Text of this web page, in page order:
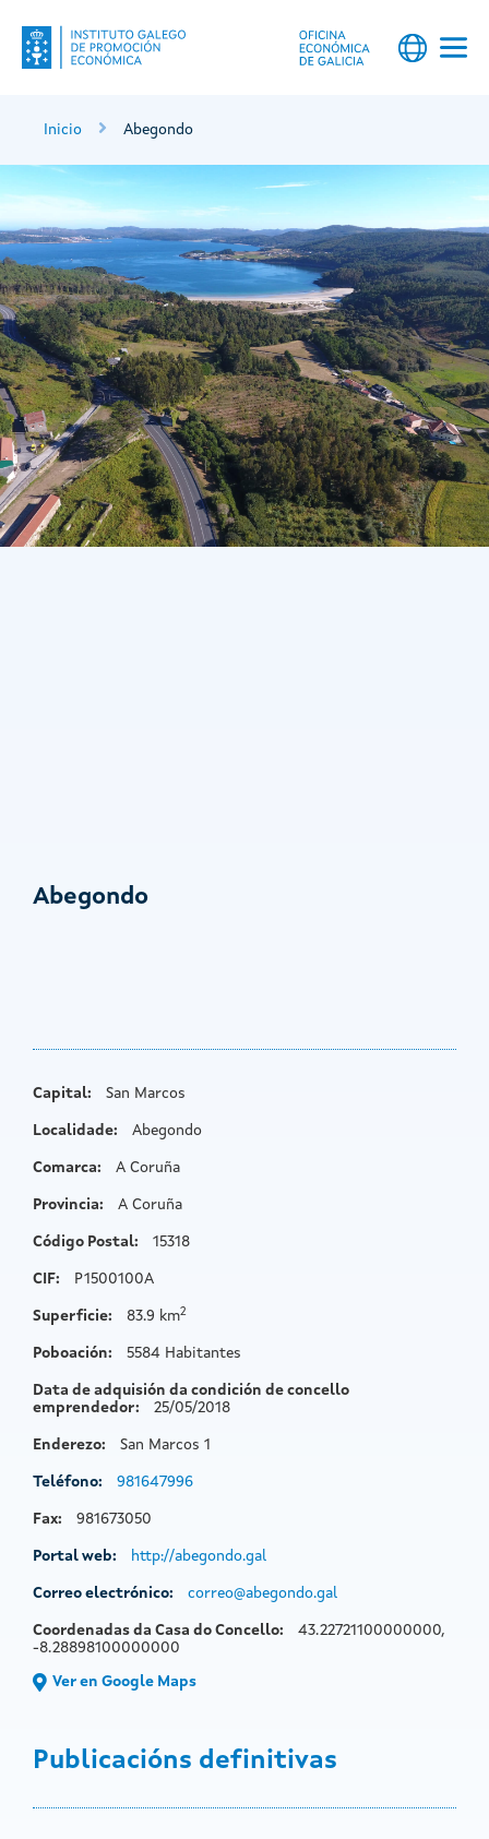
Inicio Abegondo
Abegondo
Capital: San Marcos
Localidade: Abegondo
Comarca: A Coruña
Provincia: A Coruña
Código Postal: 15318
CIF: P1500100A
Superficie: 83.9 km2
Poboación: 5584 Habitantes
Data de adquisión da condición de concello
emprendedor:
25/05/2018
Enderezo: San Marcos 1
Teléfono: 981647996
Fax: 981673050
Portal web: http://abegondo.gal
Correo electrónico: correo@abegondo.gal
Coordenadas da Casa do Concello:
43.22721100000000,
-8.28898100000000
Ver en Google Maps
Publicacións definitivas